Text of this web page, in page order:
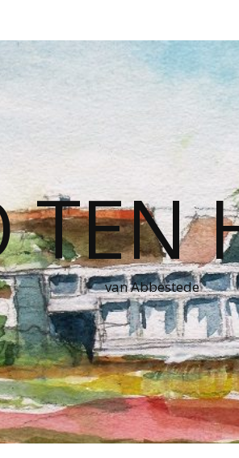
TEN
van Abbestede